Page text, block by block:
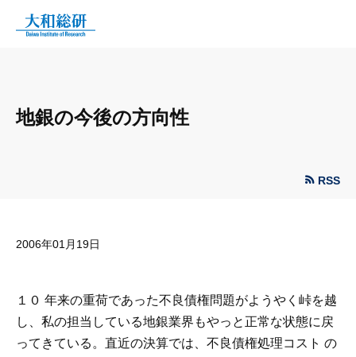
地銀の今後の方向性
RSS
2006年01月19日
１０ 年来の重荷であった不良債権問題がようやく峠を越
し、私の担当している地銀業界もやっと正常な状態に戻
ってきている。直近の決算では、不良債権処理コスト の